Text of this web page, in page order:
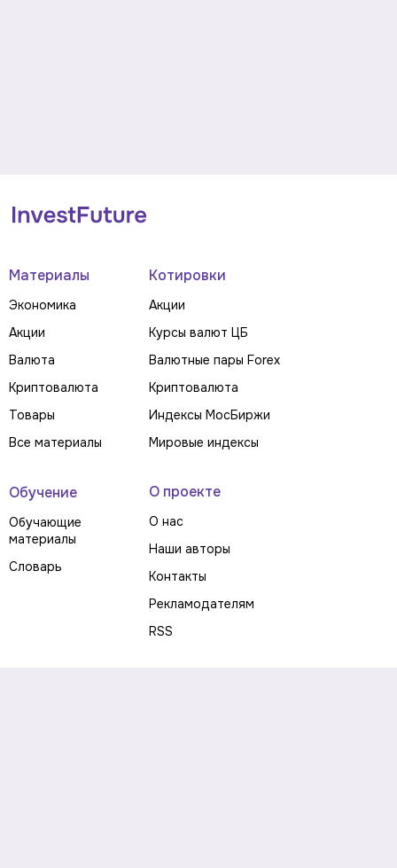
Материалы
Экономика
Акции
Валюта
Криптовалюта
Товары
Все материалы
Котировки
Акции
Курсы валют ЦБ
Валютные пары Forex
Криптовалюта
Индексы МосБиржи
Мировые индексы
Обучение
Обучающие
материалы
Словарь
О проекте
О нас
Наши авторы
Контакты
Рекламодателям
RSS